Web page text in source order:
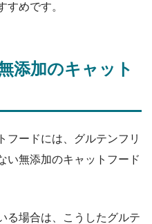
すめです。
添加のキャット
フードには、グルテンフリ
い無添加のキャットフード
る場合は、こうしたグルテ